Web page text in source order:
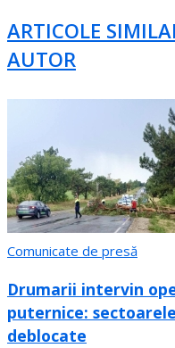
ARTICOLE
AUTOR
Comunicate de presă
Drumarii intervin
puternice:
deblocate